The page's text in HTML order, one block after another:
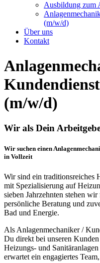
Ausbildung zum
(m/w/d)
Über uns
Kontakt
(m/w/d)
Wir als Dein
Wir suchen einen
in Vollzeit
Wir sind ein traditionsreiches
mit Spezialisierung auf
sieben Jahrzehnten stehen
persönliche Beratung und
Bad und Energie.
Als Anlagenmechaniker /
Du direkt bei unseren
Heizungs- und
erwartet ein engagiertes